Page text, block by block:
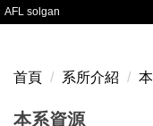
AFL solgan
首頁 系所介紹
本系資源